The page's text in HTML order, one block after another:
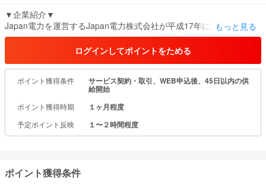
▼企業紹介▼
Japan電力を運営するJapan電力株式会社が平成17年に設立された新
電力会社です。
供給エリアは、北海道・東北・東京・北陸・中部・関西・中国・四
国・九州電力エリア（離島は除く）。
電気料金プランには、「くらしプランS」「しごとプランS」等、
電力を使えば使うほどお得なプランをご用意しております。
◆セールスポイント◆
・Japan電力の燃料調整費はエリアによっては他社よりも安い。
・東京電力などの「旧一電」の電力会社と比較し電力量料金が安
を得ている（当社調べ）。
もっと見る
ログインしてポイントをためる
ポイント獲得条件 サービス契約・取引、WEB申込後、45日以内の供
給開始
ポイント獲得時期 １ヶ月程度
予定ポイント反映 １〜２時間程度
ポイント獲得条件